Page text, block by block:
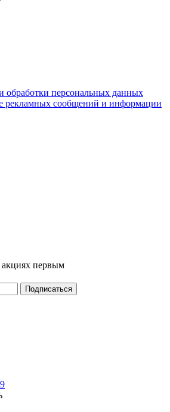
обработки персональных данных
рекламных сообщений и информации
акциях первым